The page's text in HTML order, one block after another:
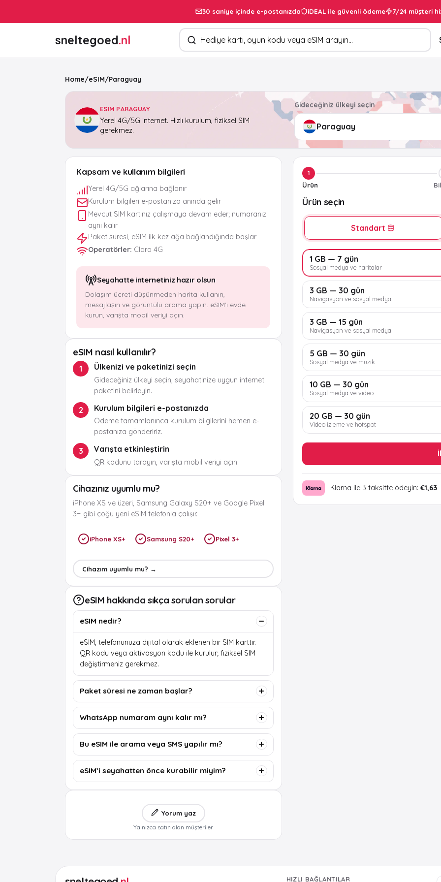
30 saniye içinde e-postanızda iDEAL ile güvenli ödeme 7/24 müşteri
sneltegoed.nl Ürün arayın
Home/eSIM/Paraguay
ESIM PARAGUAY
Yerel 4G/5G internet. Hızlı kurulum, fiziksel SIM
gerekmez.
Gideceğiniz ülkeyi seçin
Kapsam ve kullanım bilgileri
Yerel 4G/5G ağlarına bağlanır
Kurulum bilgileri e-postanıza anında gelir
Mevcut SIM kartınız çalışmaya devam eder; numaranız
aynı kalır
Paket süresi, eSIM ilk kez ağa bağlandığında başlar
Operatörler: Claro 4G
Seyahatte internetiniz hazır olsun
Dolaşım ücreti düşünmeden harita kullanın,
mesajlaşın ve görüntülü arama yapın. eSIM’i evde
kurun, varışta mobil veriyi açın.
eSIM nasıl kullanılır?
1 Ülkenizi ve paketinizi seçin
Gideceğiniz ülkeyi seçin, seyahatinize uygun internet
paketini belirleyin.
2 Kurulum bilgileri e-postanızda
Ödeme tamamlanınca kurulum bilgilerini hemen e-
postanıza göndeririz.
3 Varışta etkinleştirin
QR kodunu tarayın, varışta mobil veriyi açın.
Cihazınız uyumlu mu?
iPhone XS ve üzeri, Samsung Galaxy S20+ ve Google Pixel
3+ gibi çoğu yeni eSIM telefonla çalışır.
iPhone XS+ Samsung S20+ Pixel 3+
Cihazım uyumlu mu? →
eSIM hakkında sıkça sorulan sorular
eSIM nedir?
eSIM, telefonunuza dijital olarak eklenen bir SIM karttır.
QR kodu veya aktivasyon kodu ile kurulur; fiziksel SIM
değiştirmeniz gerekmez.
Paket süresi ne zaman başlar?
WhatsApp numaram aynı kalır mı?
Bu eSIM ile arama veya SMS yapılır mı?
eSIM’i seyahatten önce kurabilir miyim?
Yorum yaz
Yalnızca satın alan müşteriler
1
Ürün
Ürün seçin
Standart
1 GB — 7 gün
Sosyal medya ve haritalar
3 GB — 30 gün
Navigasyon ve sosyal medya
3 GB — 15 gün
Navigasyon ve sosyal medya
5 GB — 30 gün
Sosyal medya ve müzik
10 GB — 30 gün
Sosyal medya ve video
20 GB — 30 gün
Video izleme ve hotspot
Klarna ile 3 taksitte ödeyin: €1,63
HIZLI BAĞLANTILAR